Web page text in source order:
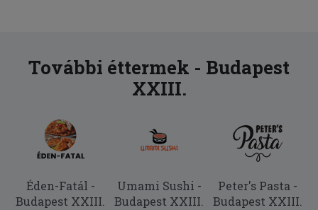
További éttermek - Budapest
XXIII.
Éden-Fatál -
Budapest XXIII.
Umami Sushi -
Budapest XXIII.
Peter's Pasta -
Budapest XXIII.